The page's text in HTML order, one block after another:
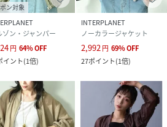
ン対象
ゾン・ジャンパー
円 64%OFF
イント(1倍)
INTERPLANET
ノーカラージャケット
2,992 円 69%OFF
27ポイント(1倍)